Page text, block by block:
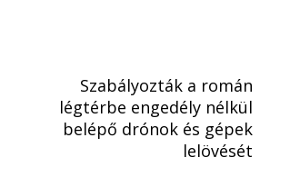
Szabályozták a román
légtérbe engedély nélkül
belépő drónok és gépek
lelövését